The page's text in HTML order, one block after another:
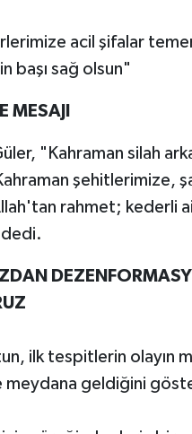
acil şifalar
başı sağ olsun"
"Kahraman silah
şehitlerimize,
Allah'tan rahmet;
dedi.
ilk tespitlerin olayın
meydana geldiğini